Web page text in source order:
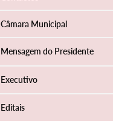
Câmara Municipal
Mensagem do Presidente
Executivo
Editais